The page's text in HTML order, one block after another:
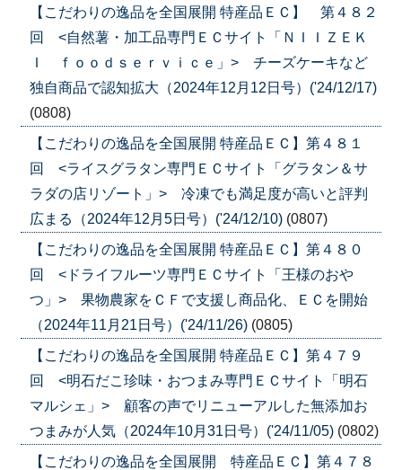
【こだわりの逸品を全国展開 特産品ＥＣ】 第４８２
回 <自然薯・加工品専門ＥＣサイト「ＮＩＩＺＥＫ
Ｉ ｆｏｏｄｓｅｒｖｉｃｅ」> チーズケーキなど
独自商品で認知拡大（2024年12月12日号）('24/12/17)
(0808)
【こだわりの逸品を全国展開 特産品ＥＣ】第４８１
回 <ライスグラタン専門ＥＣサイト「グラタン＆サ
ラダの店リゾート」> 冷凍でも満足度が高いと評判
広まる（2024年12月5日号）('24/12/10) (0807)
【こだわりの逸品を全国展開 特産品ＥＣ】第４８０
回 <ドライフルーツ専門ＥＣサイト「王様のおや
つ」> 果物農家をＣＦで支援し商品化、ＥＣを開始
（2024年11月21日号）('24/11/26) (0805)
【こだわりの逸品を全国展開 特産品ＥＣ】第４７９
回 <明石だこ珍味・おつまみ専門ＥＣサイト「明石
マルシェ」> 顧客の声でリニューアルした無添加お
つまみが人気（2024年10月31日号）('24/11/05) (0802)
【こだわりの逸品を全国展開 特産品ＥＣ】第４７８